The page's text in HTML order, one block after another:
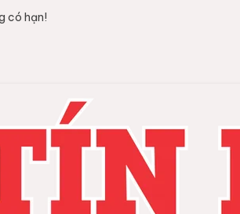
có hạn!